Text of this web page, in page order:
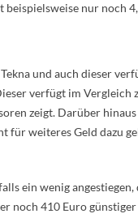
beispielsweise nur noch
und auch dieser
verfügt im Vergleich
zeigt. Darüber
für weiteres Geld dazu
ein wenig
noch 410 Euro